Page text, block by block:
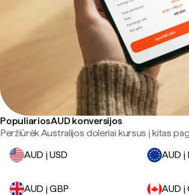
Populiarios AUD konversijos
Peržiūrėk Australijos doleriai kursus į kitas
AUD į USD
AUD į
AUD į GBP AUD į